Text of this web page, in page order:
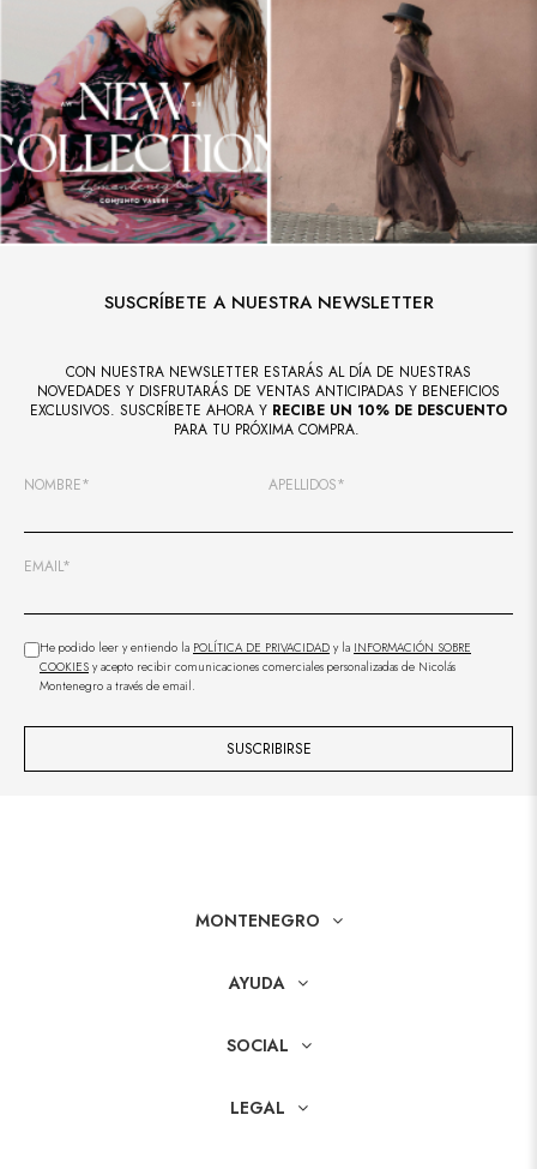
SUSCRÍBETE A NUESTRA NEWSLETTER
CON NUESTRA NEWSLETTER ESTARÁS AL DÍA DE NUESTRAS
NOVEDADES Y DISFRUTARÁS DE VENTAS ANTICIPADAS Y BENEFICIOS
EXCLUSIVOS. SUSCRÍBETE AHORA Y RECIBE UN 10% DE DESCUENTO
PARA TU PRÓXIMA COMPRA.
NOMBRE* APELLIDOS*
EMAIL*
He podido leer y entiendo la POLÍTICA DE PRIVACIDAD y la INFORMACIÓN SOBRE
COOKIES y acepto recibir comunicaciones comerciales personalizadas de Nicolás
Montenegro a través de email.
SUSCRIBIRSE
MONTENEGRO
AYUDA
SOCIAL
LEGAL